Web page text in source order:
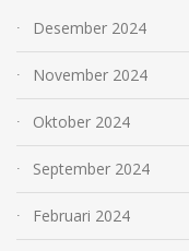
Desember 2024
November 2024
Oktober 2024
September 2024
Februari 2024